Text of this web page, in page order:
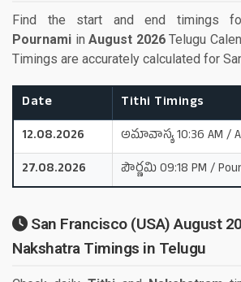
Find the start and end timings
Pournami inAugust 2026Telugu
Timings are accurately calculated for
Date
Tithi Timings
12.08.2026
అమావాస్య 10:36 AM /
27.08.2026
పౌర్ణమి 09:18 PM /
San Francisco (USA) August
Nakshatra Timings in Telugu